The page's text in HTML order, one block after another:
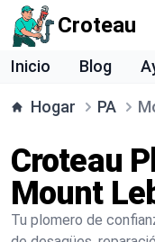
Croteau
Inicio Blog
Hogar PA
Croteau
Mount
Tu plomero de